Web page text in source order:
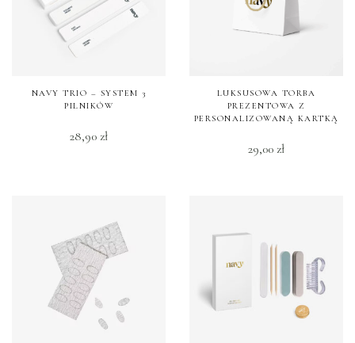
NAVY TRIO – SYSTEM 3
PILNIKÓW
28,90 zł
LUKSUSOWA TORBA
PREZENTOWA Z
PERSONALIZOWANĄ KARTKĄ
29,00 zł